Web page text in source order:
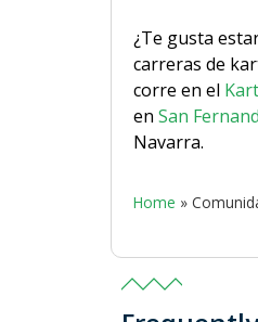
¿Te gusta
carreras de
corre en el
en San
Navarra.
Home »